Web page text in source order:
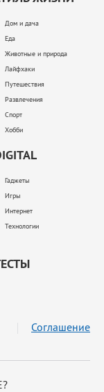
Дом и дача
Еда
Животные и природа
Лайфхаки
Путешествия
Развлечения
Спорт
Хобби
Гаджеты
Игры
Интернет
Технологии
Соглашение